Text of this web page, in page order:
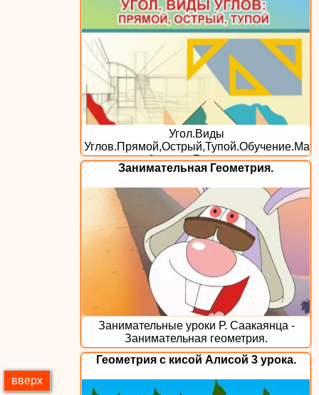
Угол.Виды
обучение.Геометрия.
Занимательная Геометрия.
Занимательные уроки Р. Саакаянца -
Занимательная геометрия.
Геометрия с кисой Алисой 3 урока.
вверх